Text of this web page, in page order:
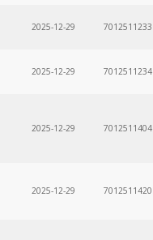
2025-12-29 7012511233
2025-12-29 7012511234
2025-12-29 7012511404
2025-12-29 7012511420